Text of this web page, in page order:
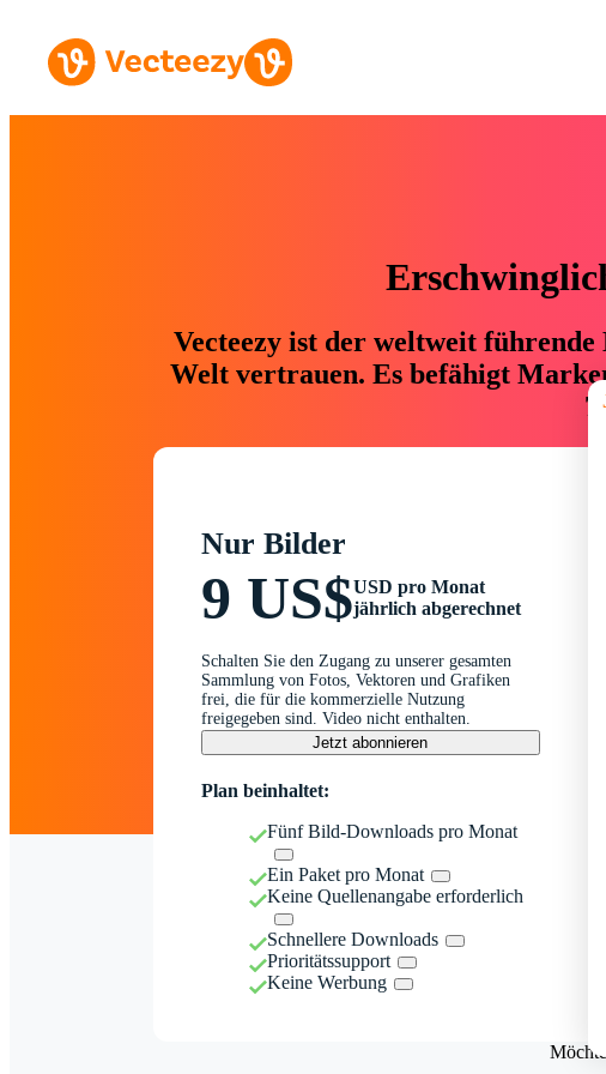
Vecteezy ist der weltweit
Welt vertrauen. Es befähigt
Nur Bilder
9 US$USD pro Monat
jährlich abgerechnet
Schalten Sie den Zugang zu unserer gesamten
Sammlung von Fotos, Vektoren und Grafiken
frei, die für die kommerzielle Nutzung
freigegeben sind. Video nicht enthalten.
Jetzt abonnieren
Plan beinhaltet:
Fünf Bild-Downloads pro Monat
Ein Paket pro Monat
Keine Quellenangabe erforderlich
Schnellere Downloads
Prioritätssupport
Keine Werbung